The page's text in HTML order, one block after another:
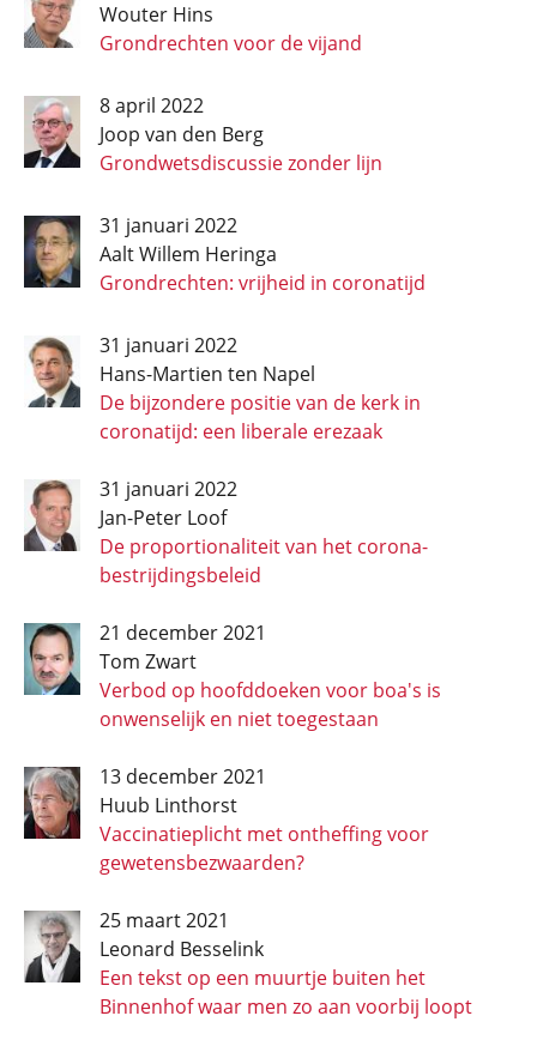
Wouter Hins
Grondrechten voor de vijand
8 april 2022
Joop van den Berg
Grondwets­discussie zonder lijn
31 januari 2022
Aalt Willem Heringa
Grondrechten: vrijheid in coronatijd
31 januari 2022
Hans-Martien ten Napel
De bijzondere positie van de kerk in
coronatijd: een liberale erezaak
31 januari 2022
Jan-Peter Loof
De proportionaliteit van het corona­
bestrijdings­beleid
21 december 2021
Tom Zwart
Verbod op hoofddoeken voor boa's is
onwenselijk en niet toegestaan
13 december 2021
Huub Linthorst
Vaccinatieplicht met ontheffing voor
gewetensbezwaarden?
25 maart 2021
Leonard Besselink
Een tekst op een muurtje buiten het
Binnenhof waar men zo aan voorbij loopt